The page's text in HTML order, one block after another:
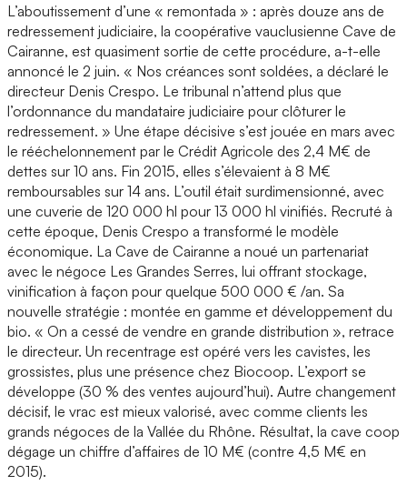
L’aboutissement d’une « remontada » : après douze ans de
redressement judiciaire, la coopérative vauclusienne Cave de
Cairanne, est quasiment sortie de cette procédure, a-t-elle
annoncé le 2 juin. « Nos créances sont soldées, a déclaré le
directeur Denis Crespo. Le tribunal n’attend plus que
l’ordonnance du mandataire judiciaire pour clôturer le
redressement. » Une étape décisive s’est jouée en mars avec
le rééchelonnement par le Crédit Agricole des 2,4 M€ de
dettes sur 10 ans. Fin 2015, elles s’élevaient à 8 M€
remboursables sur 14 ans. L’outil était surdimensionné, avec
une cuverie de 120 000 hl pour 13 000 hl vinifiés. Recruté à
cette époque, Denis Crespo a transformé le modèle
économique. La Cave de Cairanne a noué un partenariat
avec le négoce Les Grandes Serres, lui offrant stockage,
vinification à façon pour quelque 500 000 € /an. Sa
nouvelle stratégie : montée en gamme et développement du
bio. « On a cessé de vendre en grande distribution », retrace
le directeur. Un recentrage est opéré vers les cavistes, les
grossistes, plus une présence chez Biocoop. L’export se
développe (30 % des ventes aujourd’hui). Autre changement
décisif, le vrac est mieux valorisé, avec comme clients les
grands négoces de la Vallée du Rhône. Résultat, la cave coop
dégage un chiffre d’affaires de 10 M€ (contre 4,5 M€ en
2015).